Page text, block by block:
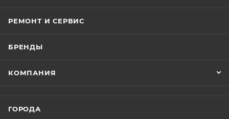
РЕМОНТ И СЕРВИС
БРЕНДЫ
КОМПАНИЯ
ГОРОДА